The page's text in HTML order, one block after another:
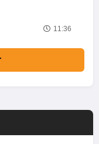
11:36